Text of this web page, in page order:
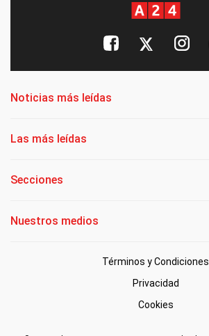
Noticias más leídas
Las más leídas
Secciones
Nuestros medios
Términos y Condiciones
Privacidad
Cookies